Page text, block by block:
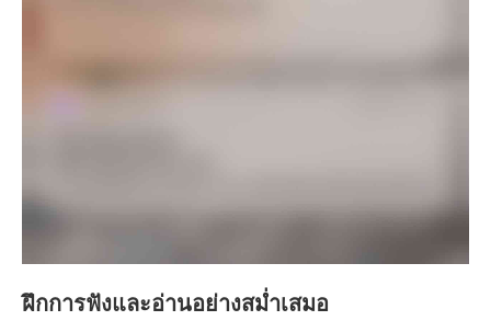
ฝึกการฟังและอ่านอย่างสม่ำเสมอ